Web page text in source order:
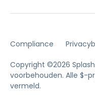
Compliance
Copyright ©2026
voorbehouden. Alle $-
vermeld.